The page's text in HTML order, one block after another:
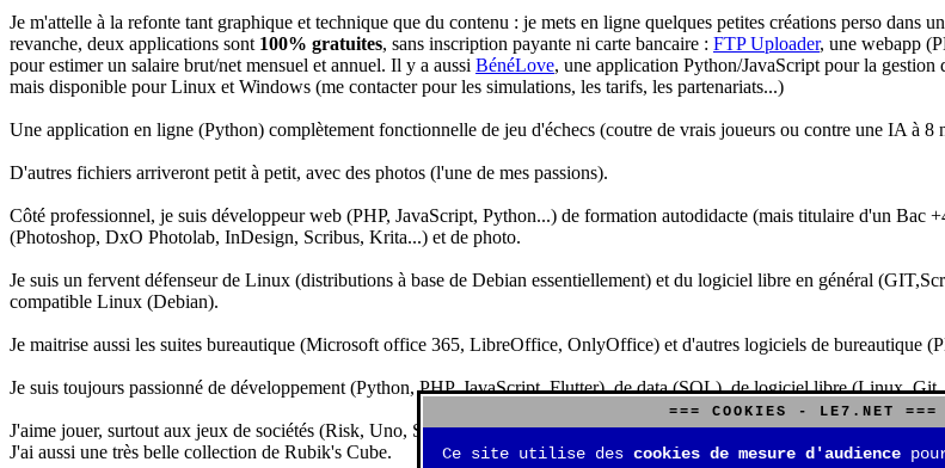
Je m'attelle à la refonte tant graphique et technique que du contenu : je mets en ligne quelques petites créations perso dans
revanche, deux applications sont 100% gratuites, sans inscription payante ni carte bancaire : FTP Uploader, une webapp
pour estimer un salaire brut/net mensuel et annuel. Il y a aussi BénéLove, une application Python/JavaScript pour la
mais disponible pour Linux et Windows (me contacter pour les simulations, les tarifs, les partenariats...)
Une application en ligne (Python) complètement fonctionnelle de jeu d'échecs (coutre de vrais joueurs ou contre une IA à 8
D'autres fichiers arriveront petit à petit, avec des photos (l'une de mes passions).
Côté professionnel, je suis développeur web (PHP, JavaScript, Python...) de formation autodidacte (mais titulaire d'un Bac
(Photoshop, DxO Photolab, InDesign, Scribus, Krita...) et de photo.
Je suis un fervent défenseur de Linux (distributions à base de Debian essentiellement) et du logiciel libre en général
compatible Linux (Debian).
Je maitrise aussi les suites bureautique (Microsoft office 365, LibreOffice, OnlyOffice) et d'autres logiciels de bureautique
Je suis toujours passionné de développement (Python, PHP, JavaScript, Flutter), de data (SQL), de logiciel libre (Linux,
J'aime jouer, surtout aux jeux de sociétés (Risk, Uno, Scrabble...), mais aussi aux jeux de stratégie (Echecs, Go, Quarto,
J'ai aussi une très belle collection de Rubik's Cube.
=== COOKIES - LE7.NET ===
Ce site utilise des cookies de mesure d'audience